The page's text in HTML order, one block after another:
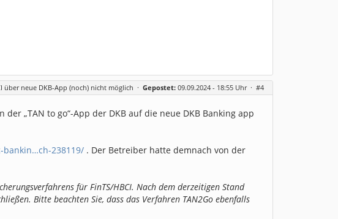
über neue DKB-App (noch) nicht möglich · Gepostet: 09.09.2024 - 18:55 Uhr · #4
„TAN to go“-App der DKB auf die neue DKB Banking app
238119/ . Der Betreiber hatte demnach von der
für FinTS/HBCI. Nach dem derzeitigen Stand
Bitte beachten Sie, dass das Verfahren TAN2Go ebenfalls